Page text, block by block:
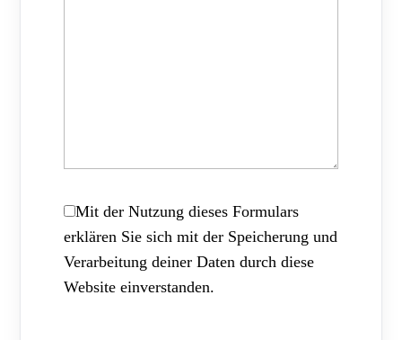
Mit der Nutzung dieses Formulars
erklären Sie sich mit der Speicherung und
Verarbeitung deiner Daten durch diese
Website einverstanden.